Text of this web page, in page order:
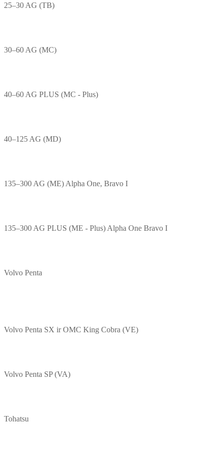
25–30 AG (TB)
30–60 AG (MC)
40–60 AG PLUS (MC - Plus)
40–125 AG (MD)
135–300 AG (ME) Alpha One, Bravo I
135–300 AG PLUS (ME - Plus) Alpha One Bravo I
Volvo Penta
Volvo Penta SX ir OMC King Cobra (VE)
Volvo Penta SP (VA)
Tohatsu